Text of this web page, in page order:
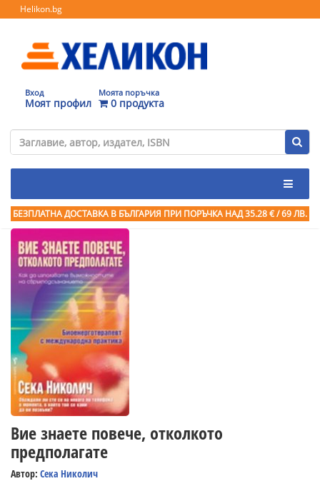
Helikon.bg
Вход
Моят профил
Моята поръчка
0 продукта
БЕЗПЛАТНА ДОСТАВКА В БЪЛГАРИЯ ПРИ ПОРЪЧКА НАД 35.28 € / 69 ЛВ.
Вие знаете повече, отколкото
предполагате
Автор: Сека Николич